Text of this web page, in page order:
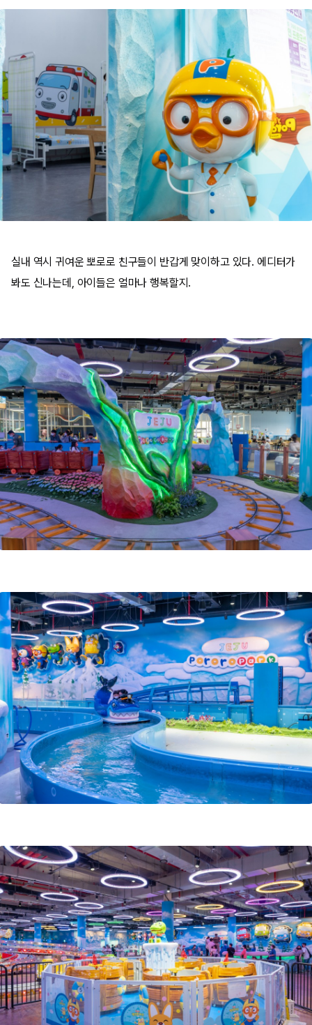
실내 역시 귀여운 뽀로로 친구들이 반갑게 맞이하고 있다. 에디터가
봐도 신나는데, 아이들은 얼마나 행복할지.